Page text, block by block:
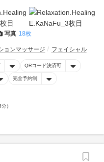
写真 18枚
ョンマッサージ フェイシャル
QRコード決済可
完全予約制
）